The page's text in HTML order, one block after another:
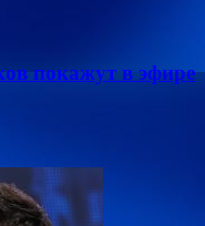
покажут в эфире